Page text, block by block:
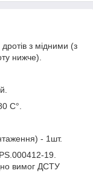
з мідними (з
нижче).
С°.
- 1шт.
19.
вимог ДСТУ